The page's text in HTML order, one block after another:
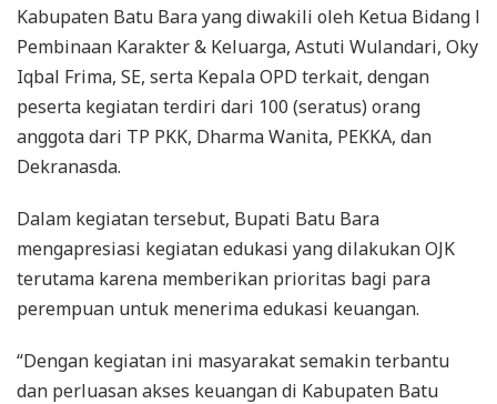
Kabupaten Batu Bara yang diwakili oleh Ketua Bidang l
Pembinaan Karakter & Keluarga, Astuti Wulandari, Oky
Iqbal Frima, SE, serta Kepala OPD terkait, dengan
peserta kegiatan terdiri dari 100 (seratus) orang
anggota dari TP PKK, Dharma Wanita, PEKKA, dan
Dekranasda.
Dalam kegiatan tersebut, Bupati Batu Bara
mengapresiasi kegiatan edukasi yang dilakukan OJK
terutama karena memberikan prioritas bagi para
perempuan untuk menerima edukasi keuangan.
“Dengan kegiatan ini masyarakat semakin terbantu
dan perluasan akses keuangan di Kabupaten Batu